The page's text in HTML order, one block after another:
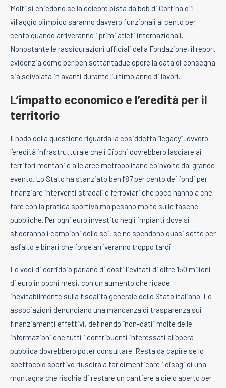
Molti si chiedono se la celebre pista da bob di Cortina o il
villaggio olimpico saranno davvero funzionali al cento per
cento quando arriveranno i primi atleti internazionali.
Nonostante le rassicurazioni ufficiali della Fondazione, il report
evidenzia come per ben settantadue opere la data di consegna
sia scivolata in avanti durante l’ultimo anno di lavori.
L’impatto economico e l’eredità per il
territorio
Il nodo della questione riguarda la cosiddetta “legacy”, ovvero
l’eredità infrastrutturale che i Giochi dovrebbero lasciare ai
territori montani e alle aree metropolitane coinvolte dal grande
evento. Lo Stato ha stanziato ben l’87 per cento dei fondi per
finanziare interventi stradali e ferroviari che poco hanno a che
fare con la pratica sportiva ma pesano molto sulle tasche
pubbliche. Per ogni euro investito negli impianti dove si
sfideranno i campioni dello sci, se ne spendono quasi sette per
asfalto e binari che forse arriveranno troppo tardi.
Le voci di corridoio parlano di costi lievitati di oltre 150 milioni
di euro in pochi mesi, con un aumento che ricade
inevitabilmente sulla fiscalità generale dello Stato italiano. Le
associazioni denunciano una mancanza di trasparenza sui
finanziamenti effettivi, definendo “non-dati” molte delle
informazioni che tutti i contribuenti interessati all’opera
pubblica dovrebbero poter consultare. Resta da capire se lo
spettacolo sportivo riuscirà a far dimenticare i disagi di una
montagna che rischia di restare un cantiere a cielo aperto per